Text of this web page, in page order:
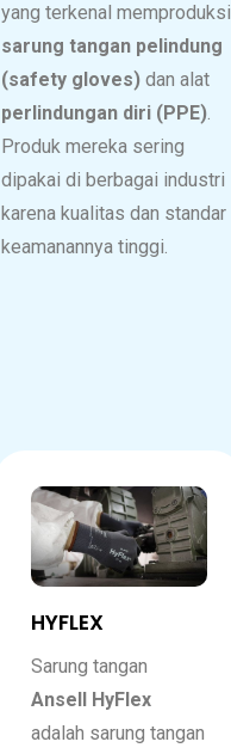
yang terkenal memproduksi
sarung tangan pelindung
(safety gloves) dan alat
perlindungan diri (PPE).
Produk mereka sering
dipakai di berbagai industri
karena kualitas dan standar
keamanannya tinggi.
HYFLEX
Sarung tangan
Ansell HyFlex
adalah sarung tangan